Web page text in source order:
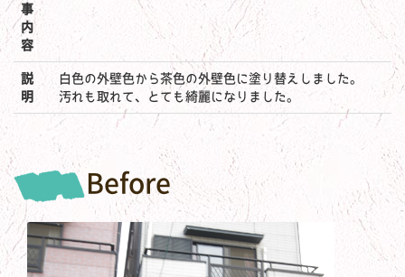
事
内
容
説
明
白色の外壁色から茶色の外壁色に塗り替えしました。
汚れも取れて、とても綺麗になりました。
Before